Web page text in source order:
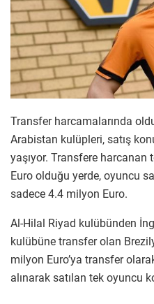
Transfer harcamalarında
Arabistan kulüpleri, satış
yaşıyor. Transfere
Euro olduğu yerde, oyuncu
sadece 4.4 milyon Euro.
Al-Hilal Riyad kulübünden
kulübüne transfer olan
milyon Euro’ya transfer
alınarak satılan tek oyuncu